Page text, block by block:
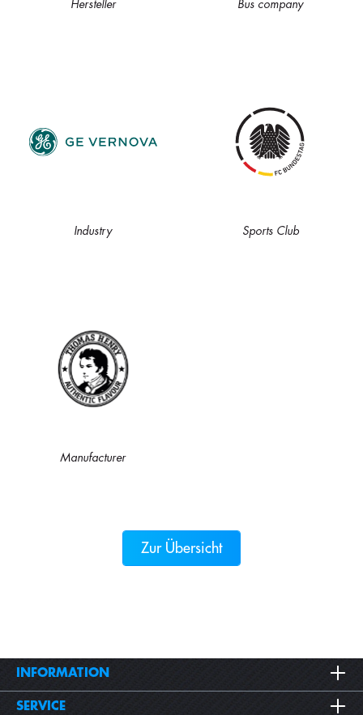
Hersteller Bus company
Industry Sports Club
Manufacturer
Zur Übersicht
INFORMATION
SERVICE